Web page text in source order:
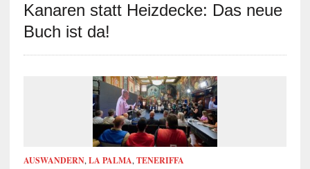
Kanaren statt Heizdecke: Das neue
Buch ist da!
AUSWANDERN, LA PALMA, TENERIFFA